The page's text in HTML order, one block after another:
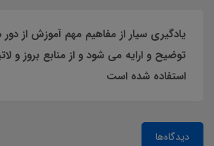
توضیح و ارایه می شود و از منابع بروز و
استفاده شده است
دیدگاه‌ها